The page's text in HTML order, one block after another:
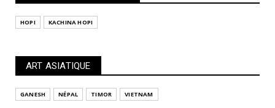
HOPI KACHINA HOPI
ART ASIATIQUE
GANESH NÉPAL TIMOR VIETNAM